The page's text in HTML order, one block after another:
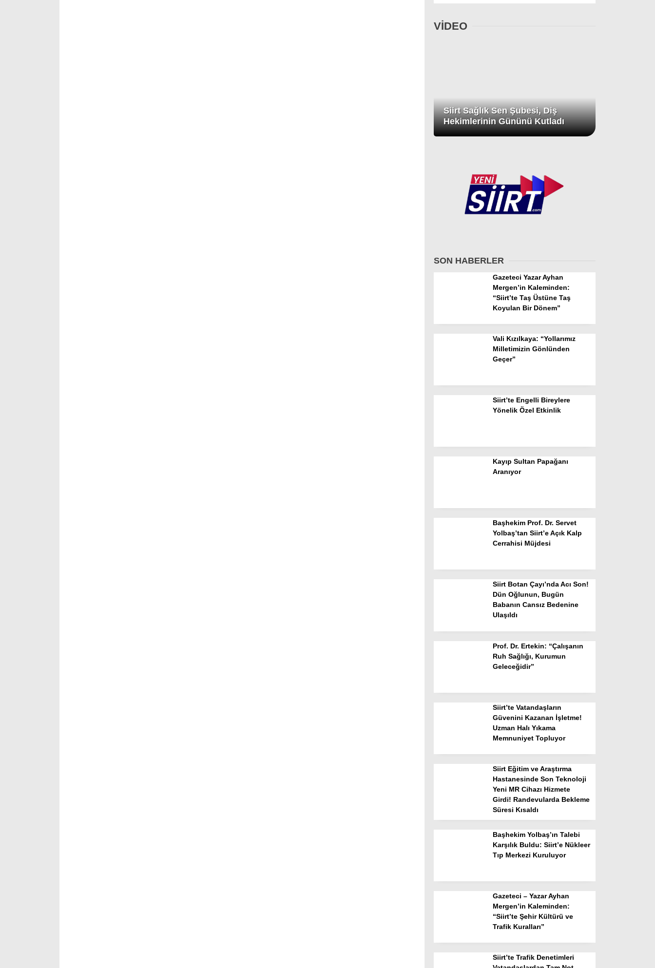
VİDEO
Siirt Sağlık Sen Şubesi, Diş
Hekimlerinin Gününü Kutladı
SON HABERLER
Gazeteci Yazar Ayhan
Mergen’in Kaleminden:
“Siirt’te Taş Üstüne Taş
Koyulan Bir Dönem”
Vali Kızılkaya: “Yollarımız
Milletimizin Gönlünden
Geçer”
Siirt’te Engelli Bireylere
Yönelik Özel Etkinlik
Kayıp Sultan Papağanı
Aranıyor
Başhekim Prof. Dr. Servet
Yolbaş’tan Siirt’e Açık Kalp
Cerrahisi Müjdesi
Siirt Botan Çayı’nda Acı Son!
Dün Oğlunun, Bugün
Babanın Cansız Bedenine
Ulaşıldı
Prof. Dr. Ertekin: “Çalışanın
Ruh Sağlığı, Kurumun
Geleceğidir”
Siirt’te Vatandaşların
Güvenini Kazanan İşletme!
Uzman Halı Yıkama
Memnuniyet Topluyor
Siirt Eğitim ve Araştırma
Hastanesinde Son Teknoloji
Yeni MR Cihazı Hizmete
Girdi! Randevularda Bekleme
Süresi Kısaldı
Başhekim Yolbaş’ın Talebi
Karşılık Buldu: Siirt’e Nükleer
Tıp Merkezi Kuruluyor
Gazeteci – Yazar Ayhan
Mergen’in Kaleminden:
“Siirt’te Şehir Kültürü ve
Trafik Kuralları”
Siirt’te Trafik Denetimleri